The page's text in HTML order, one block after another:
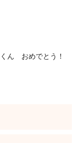
ん おめでとう！